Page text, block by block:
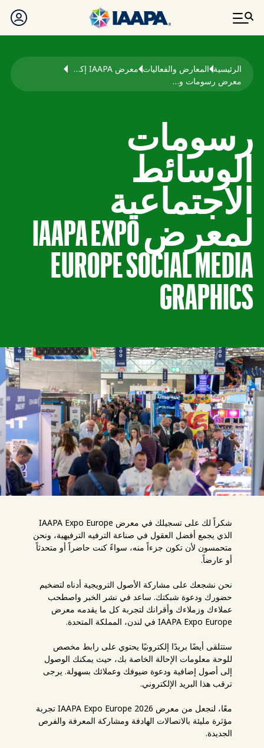
تجاوز إلى المحتوى الرئيسي
مسار التنقل
الرئيسية المعارض والفعاليات
معرض IAAPA إكسبو أوروبا
معرض رسومات وسائل التواصل الاجتماعي في أوروبا
رسومات
الوسائط
الاجتماعية
لمعرض IAAPA EXPO
EUROPE SOCIAL MEDIA
GRAPHICS
شكراً لك على تسجيلك في معرض IAAPA Expo Europe
الذي يجمع أفضل العقول في صناعة الترفيه الترفيهية، ونحن
متحمسون لأن تكون جزءاً منه، سواءً كنت حاضراً أو متحدثاً
أو عارضاً.
نحن نشجعك على مشاركة الأصول الترويجية أدناه لتضخيم
حضورك ودعوة شبكتك. ساعد في نشر الخبر واصطحب
عملاءك وزملاءك وأقرانك لتجربة كل ما يقدمه معرض
IAAPA Expo Europe في لندن، المملكة المتحدة.
ستتلقى أيضًا بريدًا إلكترونيًا يحتوي على رابط مخصص
للوحة معلومات الإحالة الخاصة بك، حيث يمكنك الوصول
إلى أصول إضافية ودعوة ضيوفك وعملائك بسهولة. يرجى
ترقب هذا البريد الإلكتروني.
معًا، لنجعل من معرض IAAPA Expo Europe 2026 تجربة
مؤثرة مليئة بالاتصالات الهادفة ومشاركة المعرفة والفرص
الجديدة.